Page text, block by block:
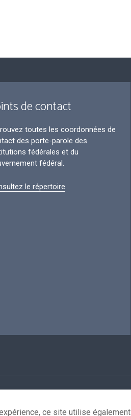
de contact
toutes les coordonnées de
des porte-parole des
fédérales et du
fédéral.
le répertoire
ce site utilise également